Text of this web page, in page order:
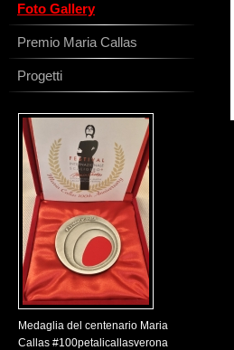
Foto Gallery
Premio Maria Callas
Progetti
Medaglia del centenario Maria
Callas #100petalicallasverona